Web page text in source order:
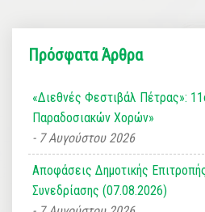
Πρόσφατα Άρθρα
«Διεθνές Φεστιβάλ Πέτρας»:
Παραδοσιακών Χορών»
7 Αυγούστου 2026
Αποφάσεις Δημοτικής
Συνεδρίασης (07.08.2026)